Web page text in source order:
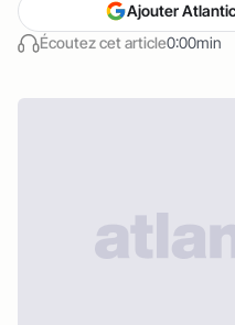
Écoutez cet article0:00min
Ajouter